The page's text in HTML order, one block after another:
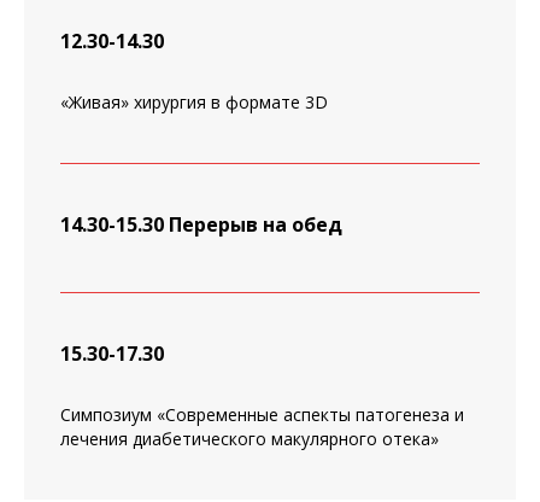
12.30-14.30
«Живая» хирургия в формате 3D
14.30-15.30 Перерыв на обед
15.30-17.30
Симпозиум «Современные аспекты патогенеза и
лечения диабетического макулярного отека»